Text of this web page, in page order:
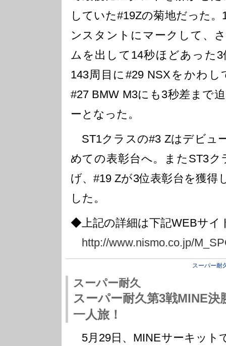
していた#19Zの菊地だった
ンスタントにマークして、
ムを出して14秒ほどあった
143周目に#29 NSXをかわ
#27 BMW M3にも3秒差まで
ーとなった。
ST1クラスの#3 Zはデビュ
めての表彰台へ。またST3ク
げ、#19 Zが3位表彰台を獲得
した。
◆上記の詳細は下記WEBサイ
http://www.nismo.co.jp/
スーパー耐
スーパー耐久
スーパー耐久第3戦MINE決
一人旅！
5月29日、MINEサーキット